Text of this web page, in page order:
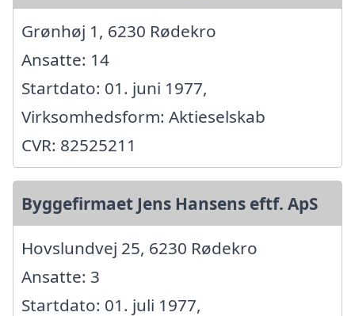
Grønhøj 1, 6230 Rødekro
Ansatte: 14
Startdato: 01. juni 1977,
Virksomhedsform: Aktieselskab
CVR: 82525211
Byggefirmaet Jens Hansens eftf. ApS
Hovslundvej 25, 6230 Rødekro
Ansatte: 3
Startdato: 01. juli 1977,